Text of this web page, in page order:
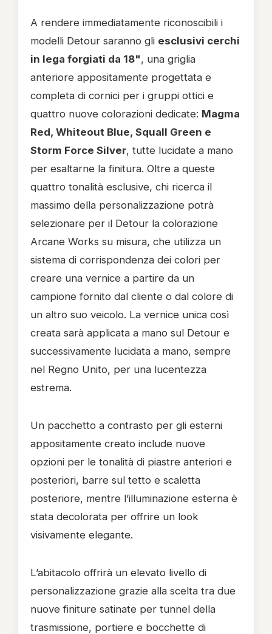
A rendere immediatamente riconoscibili i
modelli Detour saranno gli esclusivi cerchi
in lega forgiati da 18", una griglia
anteriore appositamente progettata e
completa di cornici per i gruppi ottici e
quattro nuove colorazioni dedicate: Magma
Red, Whiteout Blue, Squall Green e
Storm Force Silver, tutte lucidate a mano
per esaltarne la finitura. Oltre a queste
quattro tonalità esclusive, chi ricerca il
massimo della personalizzazione potrà
selezionare per il Detour la colorazione
Arcane Works su misura, che utilizza un
sistema di corrispondenza dei colori per
creare una vernice a partire da un
campione fornito dal cliente o dal colore di
un altro suo veicolo. La vernice unica così
creata sarà applicata a mano sul Detour e
successivamente lucidata a mano, sempre
nel Regno Unito, per una lucentezza
estrema.
Un pacchetto a contrasto per gli esterni
appositamente creato include nuove
opzioni per le tonalità di piastre anteriori e
posteriori, barre sul tetto e scaletta
posteriore, mentre l’illuminazione esterna è
stata decolorata per offrire un look
visivamente elegante.
L’abitacolo offrirà un elevato livello di
personalizzazione grazie alla scelta tra due
nuove finiture satinate per tunnel della
trasmissione, portiere e bocchette di